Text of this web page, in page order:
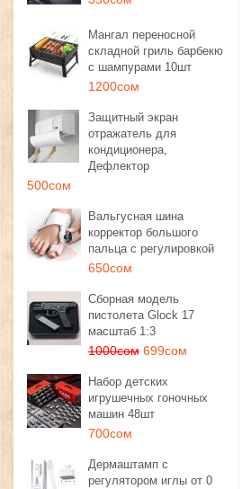
Мангал переносной
складной гриль барбекю
с шампурами 10шт
1200сом
Защитный экран
отражатель для
кондиционера,
Дефлектор
500сом
Вальгусная шина
корректор большого
пальца с регулировкой
650сом
Сборная модель
пистолета Glock 17
масштаб 1:3
1000сом 699сом
Набор детских
игрушечных гоночных
машин 48шт
700сом
Дермаштамп с
регулятором иглы от 0